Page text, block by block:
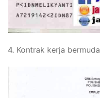
4. Kontrak kerja bermuda